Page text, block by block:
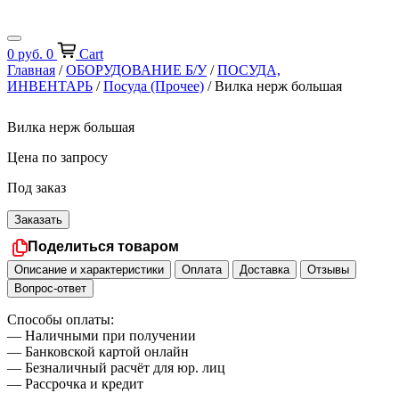
0 руб. 0
Cart
Главная /ОБОРУДОВАНИЕ Б/У/ПОСУДА,
ИНВЕНТАРЬ /Посуда (Прочее) / Вилка нерж большая
Вилка нерж большая
Цена по запросу
Под заказ
Заказать
Поделиться товаром
Описание и характеристики Оплата Доставка
Отзывы
Вопрос-ответ
Способы оплаты:
— Наличными при получении
— Банковской картой онлайн
— Безналичный расчёт для юр. лиц
— Рассрочка и кредит